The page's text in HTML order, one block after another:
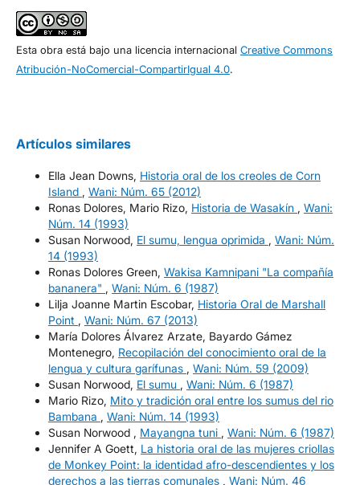
Esta obra está bajo una licencia internacional Creative Commons
Atribución-NoComercial-CompartirIgual 4.0.
Artículos similares
Ella Jean Downs, Historia oral de los creoles de Corn
Island , Wani: Núm. 65 (2012)
Ronas Dolores, Mario Rizo, Historia de Wasakín , Wani:
Núm. 14 (1993)
Susan Norwood, El sumu, lengua oprimida , Wani: Núm.
14 (1993)
Ronas Dolores Green, Wakisa Kamnipani "La compañía
bananera" , Wani: Núm. 6 (1987)
Lilja Joanne Martin Escobar, Historia Oral de Marshall
Point , Wani: Núm. 67 (2013)
María Dolores Álvarez Arzate, Bayardo Gámez
Montenegro, Recopilación del conocimiento oral de la
lengua y cultura garífunas , Wani: Núm. 59 (2009)
Susan Norwood, El sumu , Wani: Núm. 6 (1987)
Mario Rizo, Mito y tradición oral entre los sumus del rio
Bambana , Wani: Núm. 14 (1993)
Susan Norwood , Mayangna tuni , Wani: Núm. 6 (1987)
Jennifer A Goett, La historia oral de las mujeres criollas
de Monkey Point: la identidad afro-descendientes y los
derechos a las tierras comunales , Wani: Núm. 46